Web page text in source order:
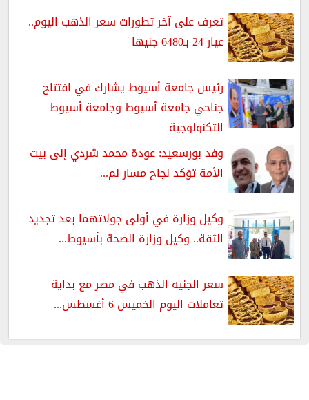
تعرف على آخر تطورات سعر الذهب اليوم..
عيار 24 بـ6480 جنيها
رئيس جامعة أسيوط يشارك في افتتاح
جناحي جامعة أسيوط وجامعة أسيوط
التكنولوجية
وفد بورسعيد: عودة محمد شردي إلى بيت
الأمة تؤكد نجاح مسار لم...
وكيل وزارة في أولى جولاتهما بعد تجديد
الثقة.. وكيل وزارة الصحة بأسيوط...
سعر الجنيه الذهب في مصر مع بداية
تعاملات اليوم الخميس 6 أغسطس...